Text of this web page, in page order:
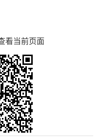
看当前页面